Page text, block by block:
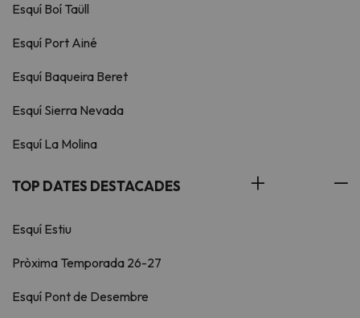
Esquí Boí Taüll
Esquí Port Ainé
Esquí Baqueira Beret
Esquí Sierra Nevada
Esquí La Molina
TOP DATES DESTACADES
Esquí Estiu
Pròxima Temporada 26-27
Esquí Pont de Desembre